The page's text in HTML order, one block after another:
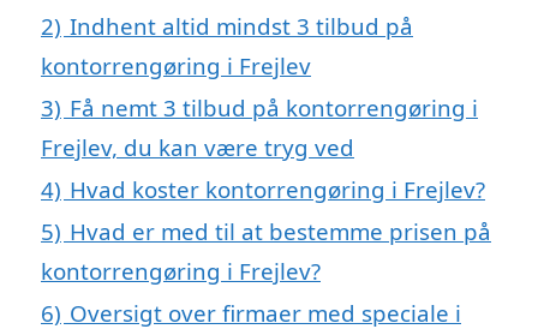
2) Indhent altid mindst 3 tilbud på
kontorrengøring i Frejlev
3) Få nemt 3 tilbud på kontorrengøring i
Frejlev, du kan være tryg ved
4) Hvad koster kontorrengøring i Frejlev?
5) Hvad er med til at bestemme prisen på
kontorrengøring i Frejlev?
6) Oversigt over firmaer med speciale i